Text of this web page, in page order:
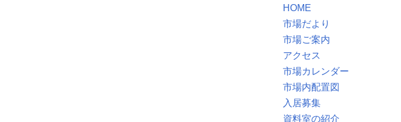
HOME
市場だより
市場ご案内
アクセス
市場カレンダー
市場内配置図
入居募集
資料室の紹介